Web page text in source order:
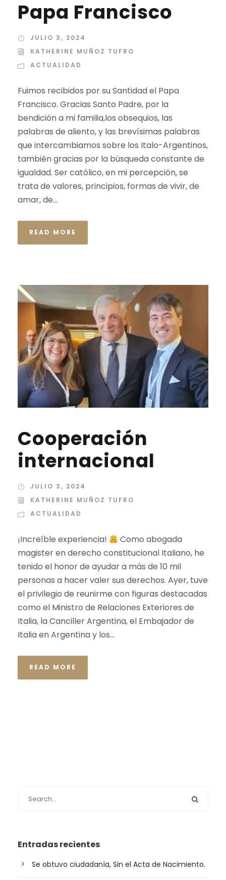
Papa Francisco
JULIO 3, 2024
KATHERINE MUÑOZ TUFRO
ACTUALIDAD
Fuimos recibidos por su Santidad el Papa
Francisco. Gracias Santo Padre, por la
bendición a mi familia,los obsequios, las
palabras de aliento, y las brevísimas palabras
que intercambiamos sobre los Italo-Argentinos,
también gracias por la búsqueda constante de
igualdad. Ser católico, en mi percepción, se
trata de valores, principios, formas de vivir, de
amar, de...
READ MORE
Cooperación
internacional
JULIO 3, 2024
KATHERINE MUÑOZ TUFRO
ACTUALIDAD
¡Increíble experiencia!
Como abogada
magister en derecho constitucional Italiano, he
tenido el honor de ayudar a más de 10 mil
personas a hacer valer sus derechos. Ayer, tuve
el privilegio de reunirme con figuras destacadas
como el Ministro de Relaciones Exteriores de
Italia, la Canciller Argentina, el Embajador de
Italia en Argentina y los...
READ MORE
Entradas recientes
Se obtuvo ciudadanía, Sin el Acta de Nacimiento.